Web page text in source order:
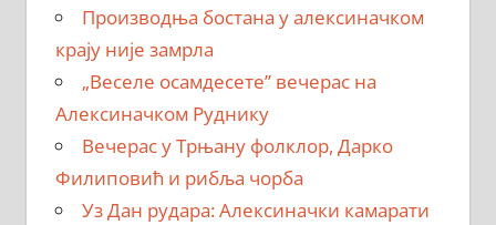
Производња бостана у алексиначком
крају није замрла
„Веселе осамдесете” вечерас на
Алексиначком Руднику
Вечерас у Трњану фолклор, Дарко
Филиповић и рибља чорба
Уз Дан рудара: Алексиначки камарати